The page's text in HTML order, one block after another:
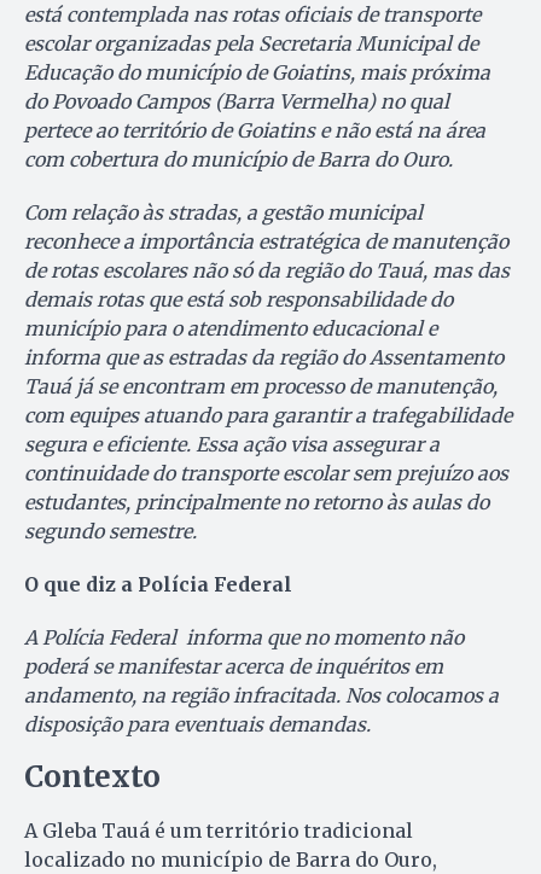
está contemplada nas rotas oficiais de transporte
escolar organizadas pela Secretaria Municipal de
Educação do município de Goiatins, mais próxima
do Povoado Campos (Barra Vermelha) no qual
pertece ao território de Goiatins e não está na área
com cobertura do município de Barra do Ouro.
Com relação às stradas, a gestão municipal
reconhece a importância estratégica de manutenção
de rotas escolares não só da região do Tauá, mas das
demais rotas que está sob responsabilidade do
município para o atendimento educacional e
informa que as estradas da região do Assentamento
Tauá já se encontram em processo de manutenção,
com equipes atuando para garantir a trafegabilidade
segura e eficiente. Essa ação visa assegurar a
continuidade do transporte escolar sem prejuízo aos
estudantes, principalmente no retorno às aulas do
segundo semestre.
O que diz a Polícia Federal
A Polícia Federal informa que no momento não
poderá se manifestar acerca de inquéritos em
andamento, na região infracitada. Nos colocamos a
disposição para eventuais demandas.
Contexto
A Gleba Tauá é um território tradicional
localizado no município de Barra do Ouro,